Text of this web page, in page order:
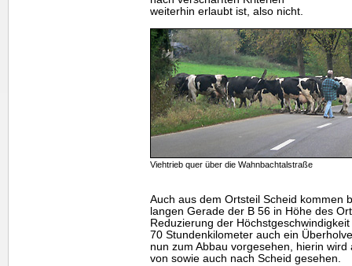
weiterhin erlaubt ist, also nicht.
Viehtrieb quer über die Wahnbachtalstraße
Auch aus dem Ortsteil Scheid kommen
langen Gerade der B 56 in Höhe des
Reduzierung der
70 Stundenkilometer auch ein
nun zum Abbau vorgesehen, hierin
von sowie auch nach Scheid gesehen.